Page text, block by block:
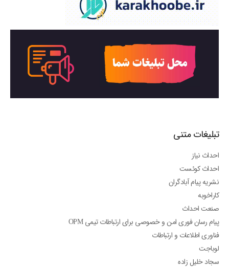
تبلیغات متنی
احداث نیاز
احداث کوئست
نشریه پیام آبادگران
کاراخوبه
صنعت احداث
پیام رسان فوری امن و خصوصی برای ارتباطات تیمی OPM
فناوری اطلاعات و ارتباطات
لوباجت
سجاد خلیل زاده